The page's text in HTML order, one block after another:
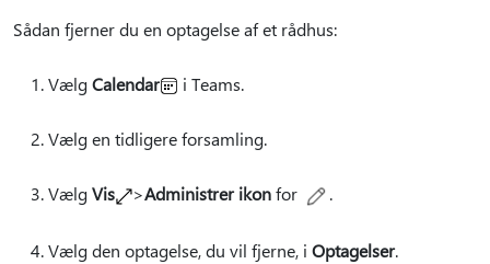
Sådan fjerner du en optagelse af et rådhus:
VælgCalendar i Teams.
Vælg en tidligere forsamling.
VælgVis >Administrer ikonfor .
Vælg den optagelse, du vil fjerne, i Optagelser.